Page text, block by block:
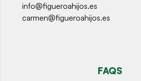
info@figueroahijos.es
carmen@figueroahijos.es
FAQS